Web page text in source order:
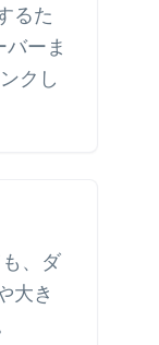
るた
ーま
クし
、ダ
大き